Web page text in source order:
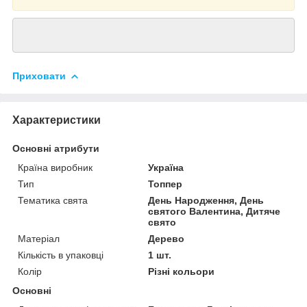
Приховати
Характеристики
Основні атрибути
Країна виробник
Україна
Тип
Топпер
Тематика свята
День Народження, День
святого Валентина, Дитяче
свято
Матеріал
Дерево
Кількість в упаковці
1 шт.
Колір
Різні кольори
Основні